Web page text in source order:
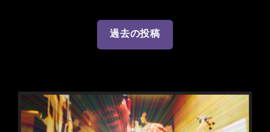
よ
か)
ち
ー
過去の投稿